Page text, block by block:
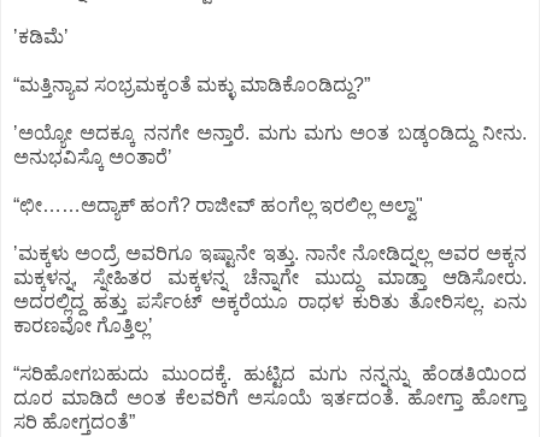
ʼಕಡಿಮೆʼ
“ಮತ್ತಿನ್ಯಾವ ಸಂಭ್ರಮಕ್ಕಂತೆ ಮಕ್ಳು ಮಾಡಿಕೊಂಡಿದ್ದು?”
ʼಅಯ್ಯೋ ಅದಕ್ಕೂ ನನಗೇ ಅನ್ತಾರೆ. ಮಗು ಮಗು ಅಂತ ಬಡ್ಕಂಡಿದ್ದು ನೀನು.
ಅನುಭವಿಸ್ಕೊ ಅಂತಾರೆʼ
“ಛೀ……ಅದ್ಯಾಕ್‌ ಹಂಗೆ? ರಾಜೀವ್‌ ಹಂಗೆಲ್ಲ ಇರಲಿಲ್ಲ ಅಲ್ವಾ"
ʼಮಕ್ಕಳು ಅಂದ್ರೆ ಅವರಿಗೂ ಇಷ್ಟಾನೇ ಇತ್ತು. ನಾನೇ ನೋಡಿದ್ನಲ್ಲ ಅವರ ಅಕ್ಕನ
ಮಕ್ಕಳನ್ನ, ಸ್ನೇಹಿತರ ಮಕ್ಕಳನ್ನ ಚೆನ್ನಾಗೇ ಮುದ್ದು ಮಾಡ್ತಾ ಆಡಿಸೋರು.
ಅದರಲ್ಲಿದ್ದ ಹತ್ತು ಪರ್ಸೆಂಟ್‌ ಅಕ್ಕರೆಯೂ ರಾಧಳ ಕುರಿತು ತೋರಿಸಲ್ಲ. ಏನು
ಕಾರಣವೋ ಗೊತ್ತಿಲ್ಲʼ
“ಸರಿಹೋಗಬಹುದು ಮುಂದಕ್ಕೆ. ಹುಟ್ಟಿದ ಮಗು ನನ್ನನ್ನು ಹೆಂಡತಿಯಿಂದ
ದೂರ ಮಾಡಿದೆ ಅಂತ ಕೆಲವರಿಗೆ ಅಸೂಯೆ ಇರ್ತದಂತೆ. ಹೋಗ್ತಾ ಹೋಗ್ತಾ
ಸರಿ ಹೋಗ್ತದಂತೆ”